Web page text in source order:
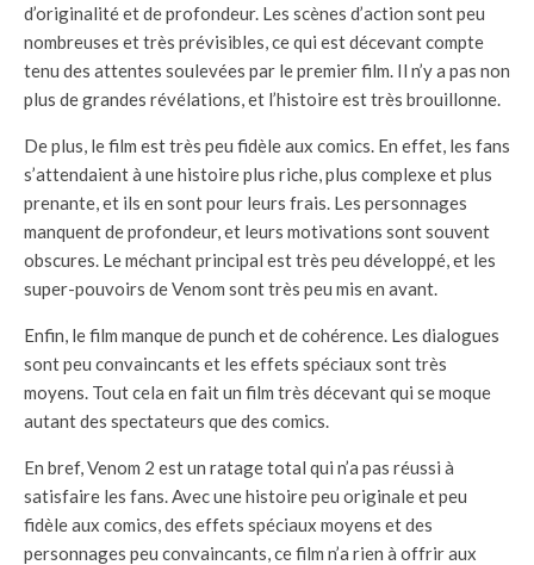
d’originalité et de profondeur. Les scènes d’action sont peu
nombreuses et très prévisibles, ce qui est décevant compte
tenu des attentes soulevées par le premier film. Il n’y a pas non
plus de grandes révélations, et l’histoire est très brouillonne.
De plus, le film est très peu fidèle aux comics. En effet, les fans
s’attendaient à une histoire plus riche, plus complexe et plus
prenante, et ils en sont pour leurs frais. Les personnages
manquent de profondeur, et leurs motivations sont souvent
obscures. Le méchant principal est très peu développé, et les
super-pouvoirs de Venom sont très peu mis en avant.
Enfin, le film manque de punch et de cohérence. Les dialogues
sont peu convaincants et les effets spéciaux sont très
moyens. Tout cela en fait un film très décevant qui se moque
autant des spectateurs que des comics.
En bref, Venom 2 est un ratage total qui n’a pas réussi à
satisfaire les fans. Avec une histoire peu originale et peu
fidèle aux comics, des effets spéciaux moyens et des
personnages peu convaincants, ce film n’a rien à offrir aux